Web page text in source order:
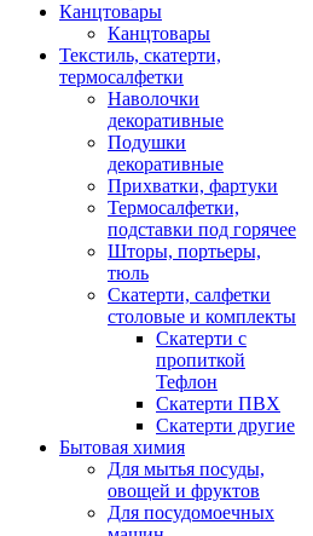
Канцтовары
Канцтовары
Текстиль, скатерти,
термосалфетки
Наволочки
декоративные
Подушки
декоративные
Прихватки, фартуки
Термосалфетки,
подставки под горячее
Шторы, портьеры,
тюль
Скатерти, салфетки
столовые и комплекты
Скатерти с
пропиткой
Тефлон
Скатерти ПВХ
Скатерти другие
Бытовая химия
Для мытья посуды,
овощей и фруктов
Для посудомоечных